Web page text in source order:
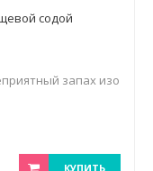
содой
запах изо
КУПИТЬ